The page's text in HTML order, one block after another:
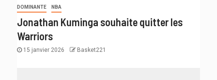
DOMINANTE NBA
Jonathan Kuminga souhaite quitter les
Warriors
15 janvier 2026 Basket221